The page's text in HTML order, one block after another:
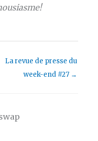
La revue de presse du
week-end #27 →